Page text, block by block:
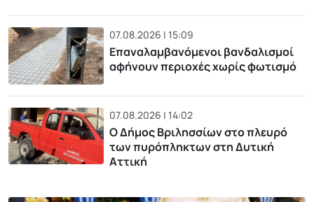
07.08.2026 | 15:09
Επαναλαμβανόμενοι βανδαλισμοί
αφήνουν περιοχές χωρίς φωτισμό
07.08.2026 | 14:02
Ο Δήμος Βριλησσίων στο πλευρό
των πυρόπληκτων στη Δυτική
Αττική